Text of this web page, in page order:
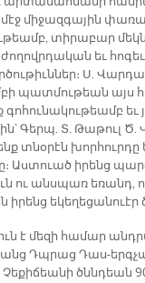
մէջ միջազգային
տիրաբար
եւ
Ս.
պատմութեան այս
գոհունակութեամբ եւ
Գերպ. Տ. Թաթուլ Ծ.
տնօրէն խորհուրդը
Աստուած իրենց
ու անսպառ եռանդ,
իրենց եկեղեցանուէր
է մեզի համար
Դպրաց Դաս-
Չեքիճեանի ծննդեան